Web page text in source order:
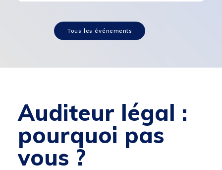
Tous les événements
Auditeur légal :
pourquoi pas
vous ?